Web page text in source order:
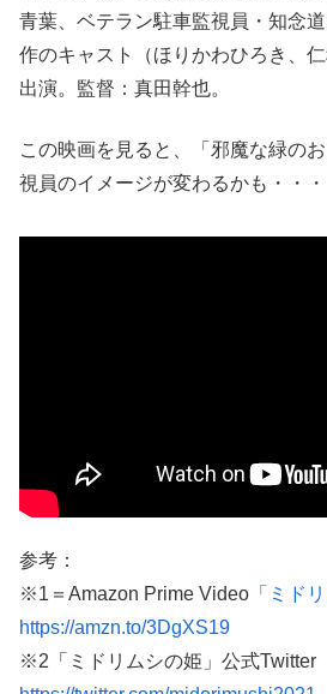
青葉、ベテラン駐車監視員・知念
作のキャスト（ほりかわひろき、
出演。監督：真田幹也。
この映画を見ると、「邪魔な緑の
視員のイメージが変わるかも・・・
参考：
※1＝Amazon Prime Video 「ミド
https://amzn.to/3DgXS19
※2「ミドリムシの姫」公式Twitter